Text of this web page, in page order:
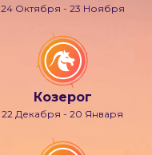
24 Октября - 23 Ноября
Козерог
22 Декабря - 20 Января